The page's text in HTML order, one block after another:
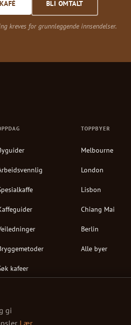
BLI OMTALT
kreves for grunnleggende innsendelser.
kafeer
TOPPBYER
Melbourne
London
Lisbon
Chiang Mai
Berlin
Alle byer
gi
Lær